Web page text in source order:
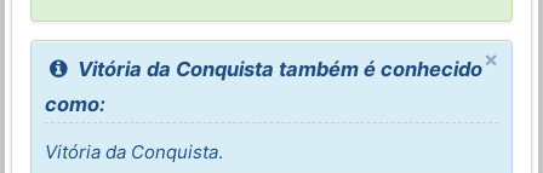
×
Vitória da Conquista também é conhecido
como:
Vitória da Conquista.